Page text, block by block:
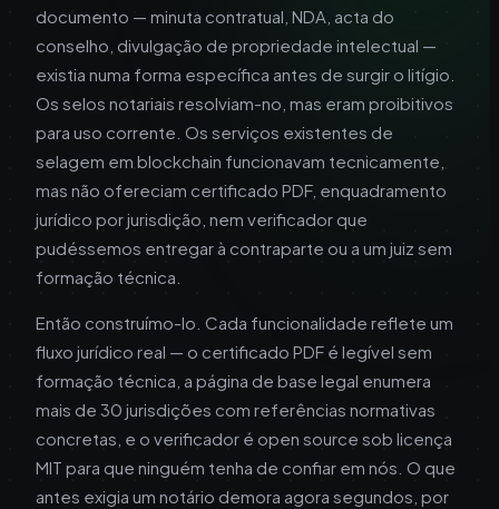
documento — minuta contratual, NDA, acta do
conselho, divulgação de propriedade intelectual —
existia numa forma específica antes de surgir o litígio.
Os selos notariais resolviam-no, mas eram proibitivos
para uso corrente. Os serviços existentes de
selagem em blockchain funcionavam tecnicamente,
mas não ofereciam certificado PDF, enquadramento
jurídico por jurisdição, nem verificador que
pudéssemos entregar à contraparte ou a um juiz sem
formação técnica.
Então construímo-lo. Cada funcionalidade reflete um
fluxo jurídico real — o certificado PDF é legível sem
formação técnica, a página de base legal enumera
mais de 30 jurisdições com referências normativas
concretas, e o verificador é open source sob licença
MIT para que ninguém tenha de confiar em nós. O que
antes exigia um notário demora agora segundos, por